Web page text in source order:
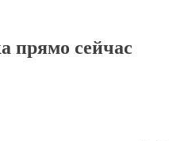
прямо сейчас